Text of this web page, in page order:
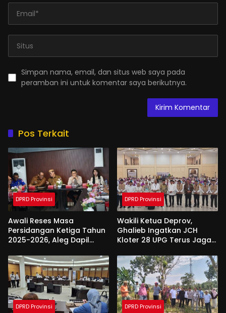
Simpan nama, email, dan situs web saya pada
peramban ini untuk komentar saya berikutnya.
Pos Terkait
DPRD Provinsi
Awali Reses Masa
Persidangan Ketiga Tahun
2025-2026, Aleg Dapil
Apresiasi Dari Pemda
DPRD Provinsi
Wakili Ketua Deprov,
Ghalieb Ingatkan JCH
Kloter 28 UPG Terus Jaga
Tanah Suci
DPRD Provinsi DPRD Provinsi